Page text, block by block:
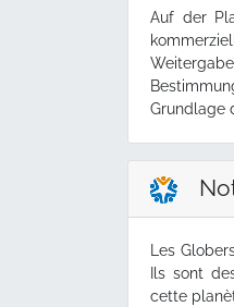
Auf der
Grundlage
Les
Ils sont
cette